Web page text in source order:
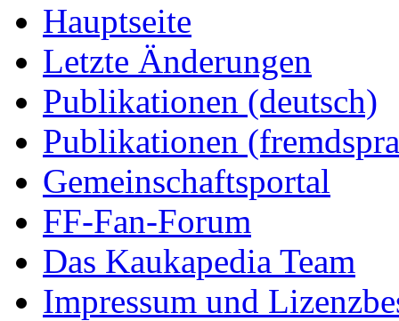
Hauptseite
Letzte Änderungen
Publikationen (deutsch)
Publikationen
Gemeinschaftsportal
FF-Fan-Forum
Das Kaukapedia Team
Impressum und